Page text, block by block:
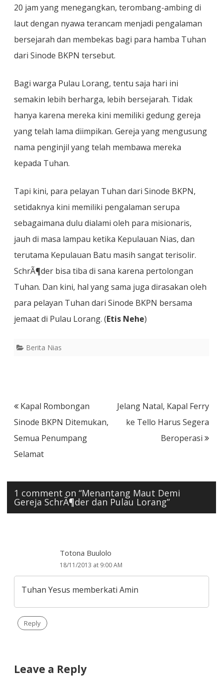
20 jam yang menegangkan, terombang-ambing di
laut dengan nyawa terancam menjadi pengalaman
bersejarah dan membekas bagi para hamba Tuhan
dari Sinode BKPN tersebut.
Bagi warga Pulau Lorang, tentu saja hari ini
semakin lebih berharga, lebih bersejarah. Tidak
hanya karena mereka kini memiliki gedung gereja
yang telah lama diimpikan. Gereja yang mengusung
nama penginjil yang telah membawa mereka
kepada Tuhan.
Tapi kini, para pelayan Tuhan dari Sinode BKPN,
setidaknya kini memiliki pengalaman serupa
sebagaimana dulu dialami oleh para misionaris,
jauh di masa lampau ketika Kepulauan Nias, dan
terutama Kepulauan Batu masih sangat terisolir.
SchrÃ¶der bisa tiba di sana karena pertolongan
Tuhan. Dan kini, hal yang sama juga dirasakan oleh
para pelayan Tuhan dari Sinode BKPN bersama
jemaat di Pulau Lorang. (Etis Nehe)
Berita Nias
Post
navigation
Kapal Rombongan
Sinode BKPN Ditemukan,
Semua Penumpang
Selamat
Jelang Natal, Kapal Ferry
ke Tello Harus Segera
Beroperasi
1 comment on “Menantang Maut Demi
Gereja SchrÃ¶der dan Pulau Lorang”
Totona Buulolo
18/11/2013 at 9:00 AM
Tuhan Yesus memberkati Amin
Reply
Leave a Reply